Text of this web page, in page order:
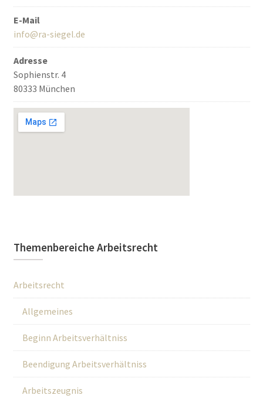
E-Mail
info@ra-siegel.de
Adresse
Sophienstr. 4
80333 München
Themenbereiche Arbeitsrecht
Arbeitsrecht
Allgemeines
Beginn Arbeitsverhältniss
Beendigung Arbeitsverhältniss
Arbeitszeugnis